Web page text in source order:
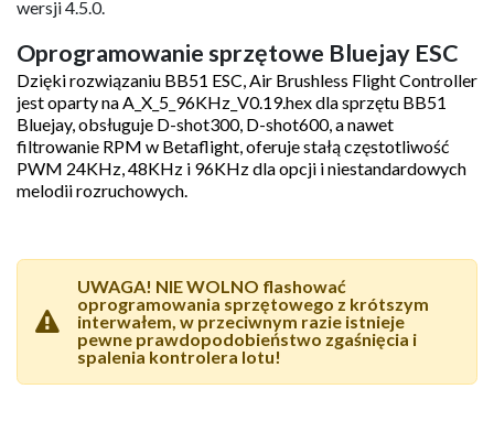
Wybierz cel "BETAFPV 2.4GHz AIO RX";
BetaflightPassthrough w ExpressLRS Configurator.
Oprogramowanie sprzętowe i CLI
Betaflight
Oficjalni deweloperzy Betaflight zalecają korzystanie z
wersji 4.5.0.
Oprogramowanie sprzętowe Bluejay ESC
Dzięki rozwiązaniu BB51 ESC, Air Brushless Flight Controller
jest oparty na A_X_5_96KHz_V0.19.hex dla sprzętu BB51
Bluejay, obsługuje D-shot300, D-shot600, a nawet